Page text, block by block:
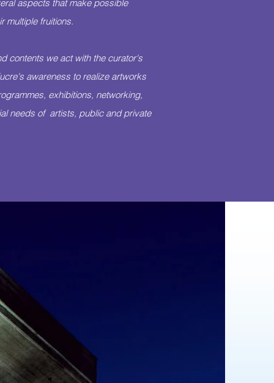
aspects that make possible
multiple fruitions.
contents we act with the curator's
awareness to realize artworks
exhibitions, networking,
needs of artists, public and private